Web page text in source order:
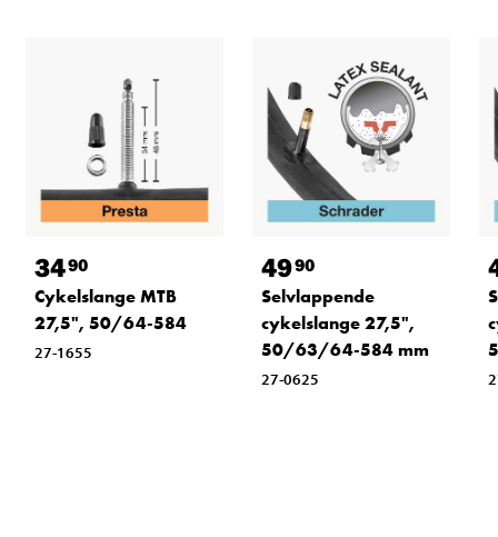
3490
Cykelslange MTB
27,5", 50/64-584
27-1655
4990
Selvlappende
cykelslange 27,5",
50/63/64-584 mm
27-0625